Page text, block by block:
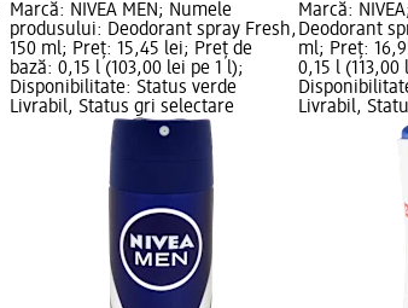
Marcă: NIVEA MEN; Numele
produsului: Deodorant spray Fresh,
150 ml; Preț: 15,45 lei; Preț de
bază: 0,15 l (103,00 lei pe 1 l);
Disponibilitate: Status verde
Livrabil, Status gri selectare
Marcă:
Deodorant
ml; Preț:
0,15 l (113,00
Livrabil,